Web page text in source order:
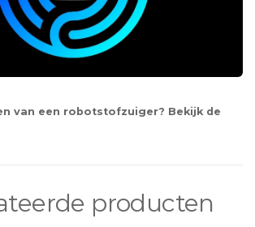
van een robotstofzuiger? Bekijk de
producten